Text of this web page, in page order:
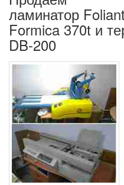
ламинатор Foliant
Formica 370t и
DB-200